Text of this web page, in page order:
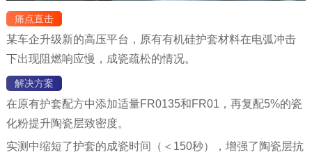
痛点直击
某车企升级新的高压平台，原有有机硅护套材料在电弧冲击
下出现阻燃响应慢，成瓷疏松的情况。
解决方案
在原有护套配方中添加适量FR0135和FR01，再复配5%的瓷
化粉提升陶瓷层致密度。
实测中缩短了护套的成瓷时间（＜150秒），增强了陶瓷层抗